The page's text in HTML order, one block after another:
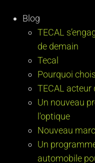
Blog
TECAL
de demain
Tecal
Pourquoi
TECAL
Un nouveau
l'optique
Nouveau
Un
automobile